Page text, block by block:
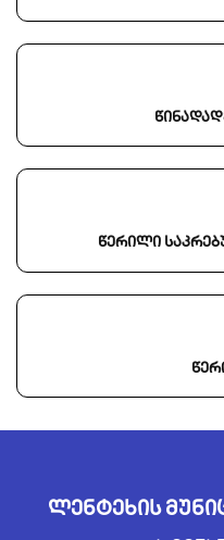
წერილი
ლენტეხის